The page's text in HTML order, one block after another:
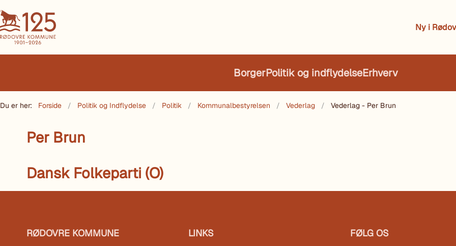
Ny i
BorgerPolitik og indflydelseErhverv
Du er her: Forside Politik og Indflydelse Politik Kommunalbestyrelsen Vederlag Vederlag - Per Brun
Per Brun
Dansk Folkeparti (O)
RØDOVRE KOMMUNE LINKS FØLG OS